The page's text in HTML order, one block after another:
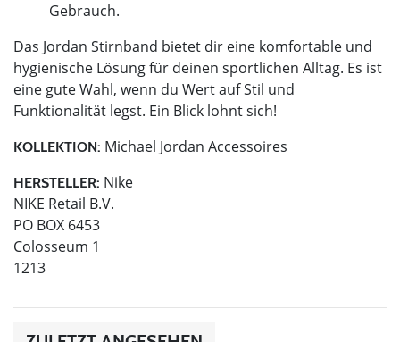
Gebrauch.
Das Jordan Stirnband bietet dir eine komfortable und
hygienische Lösung für deinen sportlichen Alltag. Es ist
eine gute Wahl, wenn du Wert auf Stil und
Funktionalität legst. Ein Blick lohnt sich!
KOLLEKTION: Michael Jordan Accessoires
HERSTELLER: Nike
NIKE Retail B.V.
PO BOX 6453
Colosseum 1
1213